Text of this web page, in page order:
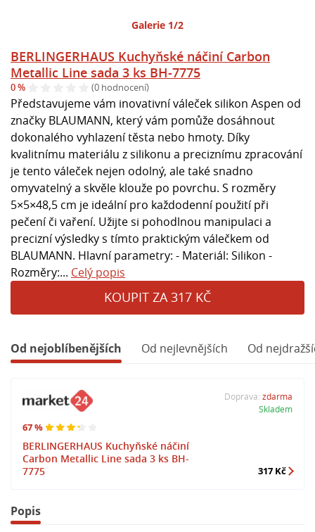
Galerie 1/2
BERLINGERHAUS Kuchyňské náčiní Carbon
Metallic Line sada 3 ks BH-7775
0 % (0 hodnocení)
Představujeme vám inovativní váleček silikon Aspen od
značky BLAUMANN, který vám pomůže dosáhnout
dokonalého vyhlazení těsta nebo hmoty. Díky
kvalitnímu materiálu z silikonu a preciznímu zpracování
je tento váleček nejen odolný, ale také snadno
omyvatelný a skvěle klouže po povrchu. S rozměry
5×5×48,5 cm je ideální pro každodenní použití při
pečení či vaření. Užijte si pohodlnou manipulaci a
precizní výsledky s tímto praktickým válečkem od
BLAUMANN. Hlavní parametry: - Materiál: Silikon -
Rozměry:... Celý popis
KOUPIT ZA 317 KČ
Od nejoblíbenějších Od nejlevnějších Od
67 %
BERLINGERHAUS Kuchyňské náčiní
Carbon Metallic Line sada 3 ks BH-
7775
Doprava: zdarma
Skladem
317 Kč
Popis